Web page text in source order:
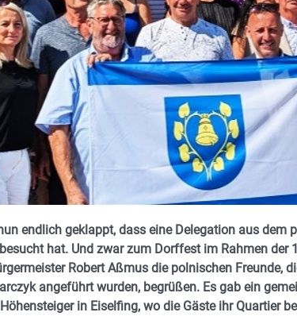
endlich geklappt, dass eine Delegation aus dem
hat. Und zwar zum Dorffest im Rahmen der
Robert Aßmus die polnischen Freunde,
angeführt wurden, begrüßen. Es gab ein
in Eiselfing, wo die Gäste ihr Quartier